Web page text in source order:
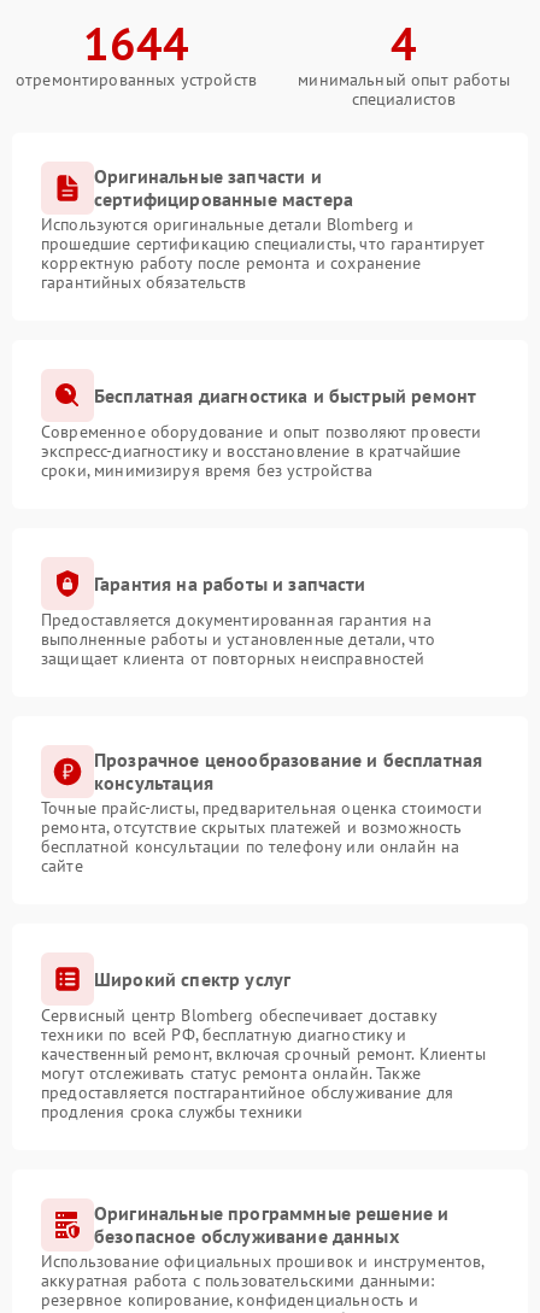
1644
отремонтированных устройств
4
минимальный опыт работы
специалистов
Оригинальные запчасти и
сертифицированные мастера
Используются оригинальные детали Blomberg и
прошедшие сертификацию специалисты, что гарантирует
корректную работу после ремонта и сохранение
гарантийных обязательств
Бесплатная диагностика и быстрый ремонт
Современное оборудование и опыт позволяют провести
экспресс-диагностику и восстановление в кратчайшие
сроки, минимизируя время без устройства
Гарантия на работы и запчасти
Предоставляется документированная гарантия на
выполненные работы и установленные детали, что
защищает клиента от повторных неисправностей
Прозрачное ценообразование и бесплатная
консультация
Точные прайс-листы, предварительная оценка стоимости
ремонта, отсутствие скрытых платежей и возможность
бесплатной консультации по телефону или онлайн на
сайте
Широкий спектр услуг
Сервисный центр Blomberg обеспечивает доставку
техники по всей РФ, бесплатную диагностику и
качественный ремонт, включая срочный ремонт. Клиенты
могут отслеживать статус ремонта онлайн. Также
предоставляется постгарантийное обслуживание для
продления срока службы техники
Оригинальные программные решение и
безопасное обслуживание данных
Использование официальных прошивок и инструментов,
аккуратная работа с пользовательскими данными:
резервное копирование, конфиденциальность и